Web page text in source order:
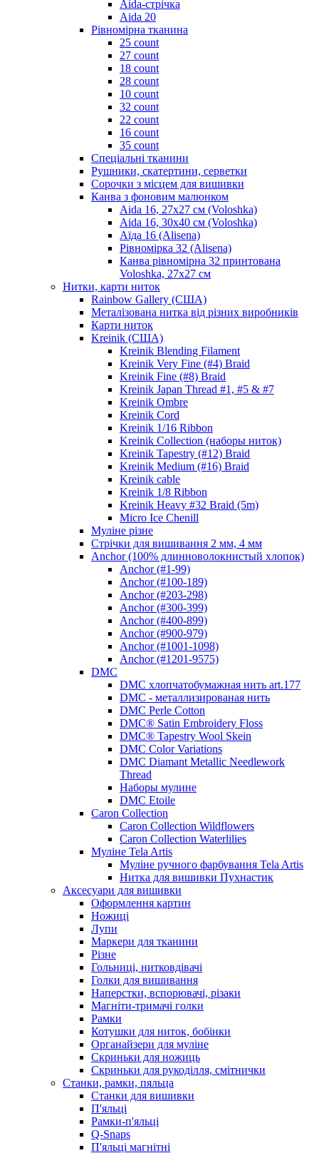
Aida-стрічка
Aida 20
Рівномірна тканина
25 count
27 count
18 count
28 count
10 count
32 count
22 count
16 count
35 count
Спеціальні тканини
Рушники, скатертини, серветки
Сорочки з місцем для вишивки
Канва з фоновим малюнком
Aida 16, 27х27 см (Voloshka)
Aida 16, 30х40 см (Voloshka)
Аїда 16 (Alisena)
Рівномірка 32 (Alisena)
Канва рівномірна 32 принтована
Voloshka, 27х27 см
Нитки, карти ниток
Rainbow Gallery (США)
Металізована нитка від різних виробників
Карти ниток
Kreinik (США)
Kreinik Blending Filament
Kreinik Very Fine (#4) Braid
Kreinik Fine (#8) Braid
Kreinik Japan Thread #1, #5 & #7
Kreinik Ombre
Kreinik Cord
Kreinik 1/16 Ribbon
Kreinik Collection (наборы ниток)
Kreinik Tapestry (#12) Braid
Kreinik Medium (#16) Braid
Kreinik cable
Kreinik 1/8 Ribbon
Kreinik Heavy #32 Braid (5m)
Micro Ice Chenill
Муліне різне
Стрічки для вишивання 2 мм, 4 мм
Anchor (100% длинноволокнистый хлопок)
Anchor (#1-99)
Anchor (#100-189)
Anchor (#203-298)
Anchor (#300-399)
Anchor (#400-899)
Anchor (#900-979)
Anchor (#1001-1098)
Anchor (#1201-9575)
DMC
DMC хлопчатобумажная нить art.177
DMC - металлизированая нить
DMC Perle Cotton
DMC® Satin Embroidery Floss
DMC® Tapestry Wool Skein
DMC Color Variations
DMC Diamant Metallic Needlework
Thread
Наборы мулине
DMC Etoile
Caron Collection
Caron Collection Wildflowers
Caron Collection Waterlilies
Муліне Tela Artis
Муліне ручного фарбування Tela Artis
Нитка для вишивки Пухнастик
Аксесуари для вишивки
Оформлення картин
Ножиці
Лупи
Маркери для тканини
Різне
Гольниці, нитковдівачі
Голки для вишивання
Наперстки, вспорювачі, різаки
Магніти-тримачі голки
Рамки
Котушки для ниток, бобінки
Органайзери для муліне
Скриньки для ножиць
Скриньки для рукоділля, смітнички
Станки, рамки, пяльца
Станки для вишивки
П'яльці
Рамки-п'яльці
Q-Snaps
П'яльці магнітні